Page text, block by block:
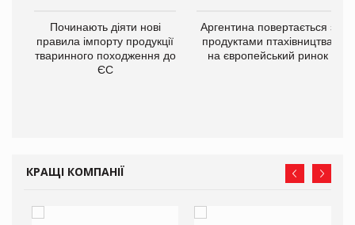
Починають діяти нові
правила імпорту продукції
тваринного походження до
ЄС
Аргентина повертається з
продуктами птахівництва
на європейський ринок
КРАЩІ КОМПАНІЇ